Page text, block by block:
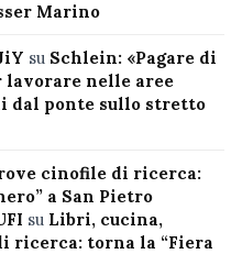
Marino
su Schlein: «Pagare di
nelle aree
dal ponte sullo stretto
cinofile di ricerca:
a San Pietro
su Libri, cucina,
ricerca: torna la “Fiera